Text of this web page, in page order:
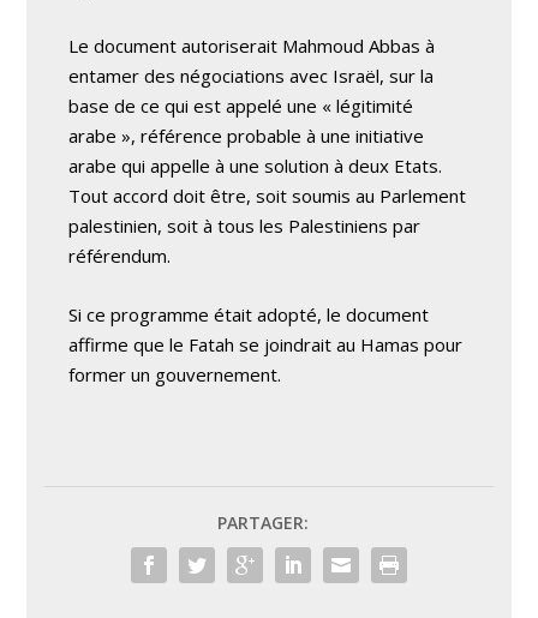
Le document autoriserait Mahmoud Abbas à
entamer des négociations avec Israël, sur la
base de ce qui est appelé une « légitimité
arabe », référence probable à une initiative
arabe qui appelle à une solution à deux Etats.
Tout accord doit être, soit soumis au Parlement
palestinien, soit à tous les Palestiniens par
référendum.
Si ce programme était adopté, le document
affirme que le Fatah se joindrait au Hamas pour
former un gouvernement.
PARTAGER: